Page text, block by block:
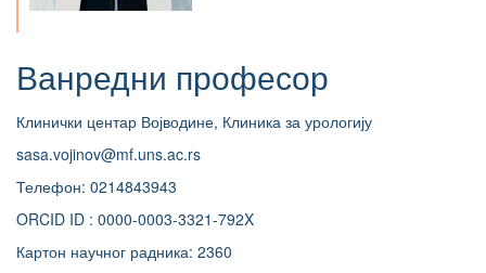
Ванредни професор
Клинички центар Војводине, Клиника за урологију
sasa.vojinov@mf.uns.ac.rs
Телефон: 0214843943
ORCID ID : 0000-0003-3321-792X
Картон научног радника: 2360